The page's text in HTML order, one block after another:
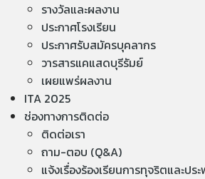
รางวัลและผลงาน
ประกาศโรงเรียน
ประกาศรับสมัครบุคลากร
วารสารแคแสดบุรีรัมย์
เผยแพร่ผลงาน
ITA 2025
ช่องทางการติดต่อ
ติดต่อเรา
ถาม-ตอบ (Q&A)
แจ้งเรื่องร้องเรียนการทุจริตและป